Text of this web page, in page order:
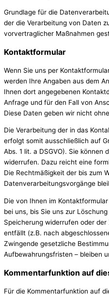
Grundlage für die
der die Verarbeitung von Daten
vorvertraglicher Maßnahmen
Kontaktformular
Wenn Sie uns per
werden Ihre Angaben aus dem
Ihnen dort angegebenen
Anfrage und für den Fall von
Diese Daten geben wir nicht
Die Verarbeitung der in das
erfolgt somit ausschließlich auf
Abs. 1 lit. a DSGVO). Sie können
widerrufen. Dazu reicht eine
Die Rechtmäßigkeit der bis zum
Datenverarbeitungsvorgänge
Die von Ihnen im
bei uns, bis Sie uns zur
Speicherung widerrufen oder
entfällt (z.B. nach
Zwingende gesetzliche
Aufbewahrungsfristen – bleiben
Kommentarfunktion auf
Für die Kommentarfunktion auf